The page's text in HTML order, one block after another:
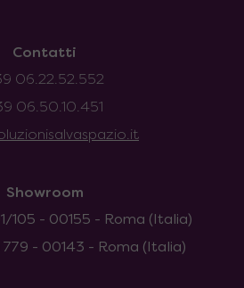
Contatti
06.22.52.552
06.50.10.451
Showroom
105 - 00155 - Roma (Italia)
779 - 00143 - Roma (Italia)